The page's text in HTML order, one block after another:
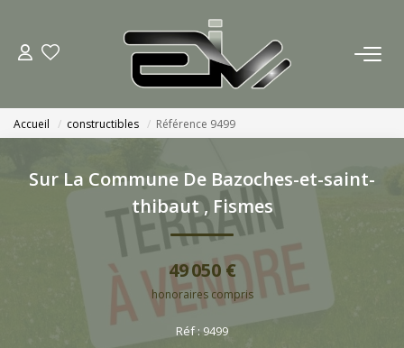
ACCUEIL
AGENCES
Nous Rejoindre
Nos Actualités
ACHETER
ESTIMATION
Accueil constructibles Référence 9499
Sur La Commune De Bazoches-et-saint-
thibaut, Fismes
49 050 €
honoraires compris
Réf : 9499